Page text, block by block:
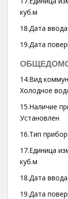
куб.м
18.Дата
19.Дата
14.Вид
Холодное
15.Наличие
Установлен
16.Тип
17.Единица
куб.м
18.Дата
19.Дата